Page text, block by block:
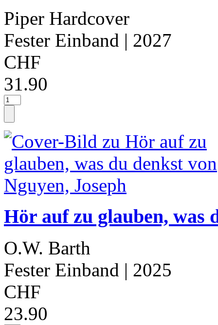
Piper Hardcover
Fester Einband | 2027
CHF
31.90
Hör auf zu glauben, was
O.W. Barth
Fester Einband | 2025
CHF
23.90